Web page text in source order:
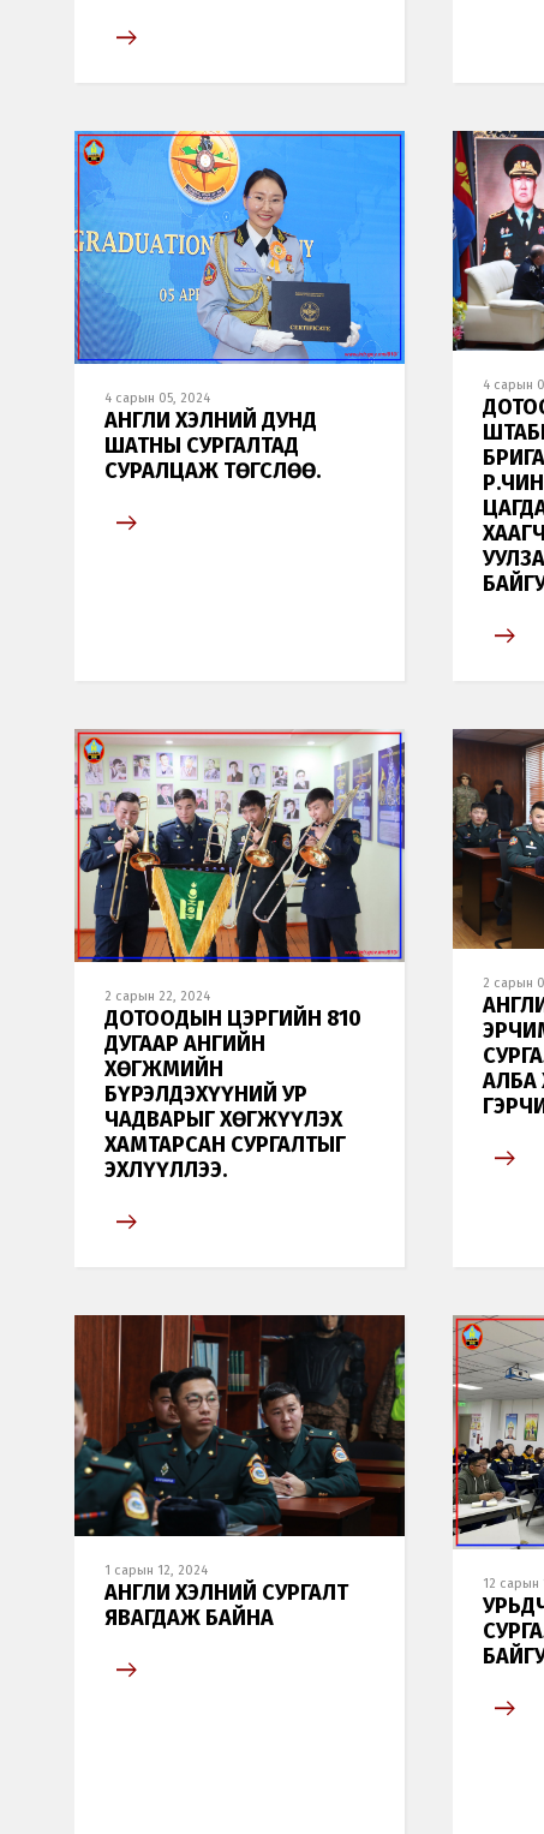
4 сарын 05, 2024
АНГЛИ ХЭЛНИЙ ДУНД
ШАТНЫ СУРГАЛТАД
СУРАЛЦАЖ ТӨГСЛӨӨ.
4 сарын
2 сарын 22, 2024
ДОТООДЫН ЦЭРГИЙН 810
ДУГААР АНГИЙН
ХӨГЖМИЙН
БҮРЭЛДЭХҮҮНИЙ УР
ЧАДВАРЫГ ХӨГЖҮҮЛЭХ
ХАМТАРСАН СУРГАЛТЫГ
ЭХЛҮҮЛЛЭЭ.
2 сарын
АЛБА
1 сарын 12, 2024
АНГЛИ ХЭЛНИЙ СУРГАЛТ
ЯВАГДАЖ БАЙНА
12 сарын